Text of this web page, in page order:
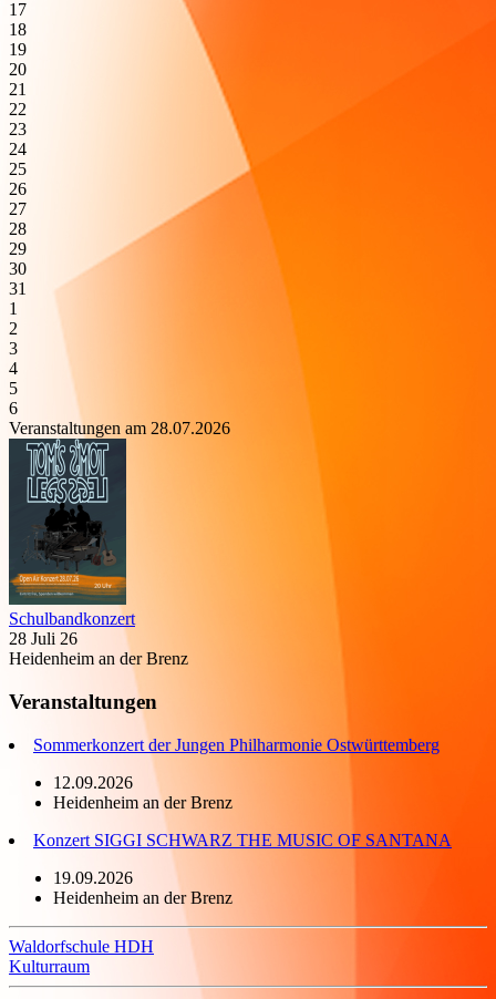
17
18
19
20
21
22
23
24
25
26
27
28
29
30
31
1
2
3
4
5
6
Veranstaltungen am 28.07.2026
Schulbandkonzert
28 Juli 26
Heidenheim an der Brenz
Veranstaltungen
Sommerkonzert der Jungen Philharmonie Ostwürttemberg
12.09.2026
Heidenheim an der Brenz
Konzert SIGGI SCHWARZ THE MUSIC OF SANTANA
19.09.2026
Heidenheim an der Brenz
Waldorfschule HDH
Kulturraum